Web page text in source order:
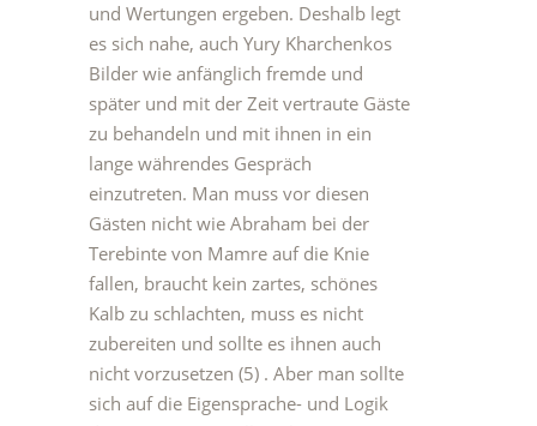
und Wertungen ergeben. Deshalb legt
es sich nahe, auch Yury Kharchenkos
Bilder wie anfänglich fremde und
später und mit der Zeit vertraute Gäste
zu behandeln und mit ihnen in ein
lange währendes Gespräch
einzutreten. Man muss vor diesen
Gästen nicht wie Abraham bei der
Terebinte von Mamre auf die Knie
fallen, braucht kein zartes, schönes
Kalb zu schlachten, muss es nicht
zubereiten und sollte es ihnen auch
nicht vorzusetzen (5) . Aber man sollte
sich auf die Eigensprache- und Logik